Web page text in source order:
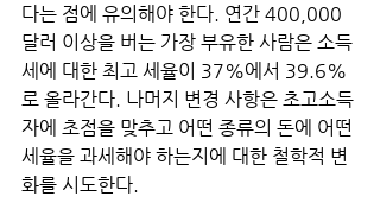
다는 점에 유의해야 한다. 연간 400,000
달러 이상을 버는 가장 부유한 사람은 소득
세에 대한 최고 세율이 37%에서 39.6%
로 올라간다. 나머지 변경 사항은 초고소득
자에 초점을 맞추고 어떤 종류의 돈에 어떤
세율을 과세해야 하는지에 대한 철학적 변
화를 시도한다.